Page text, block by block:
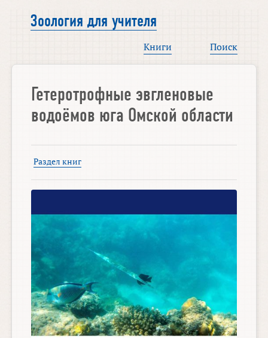
Зоология для учителя
Книги Поиск
Гетеротрофные эвгленовые
водоёмов юга Омской области
Раздел книг